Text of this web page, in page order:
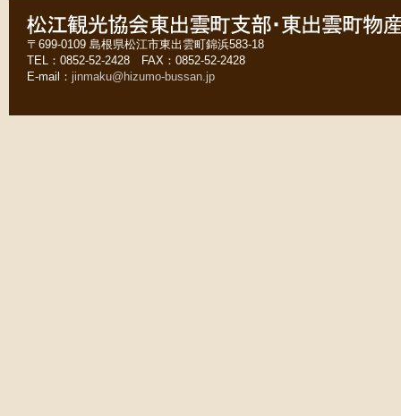
〒699-0109 島根県松江市東出雲町錦浜583-18
TEL：0852-52-2428 FAX：0852-52-2428
E-mail： jinmaku@hizumo-bussan.jp